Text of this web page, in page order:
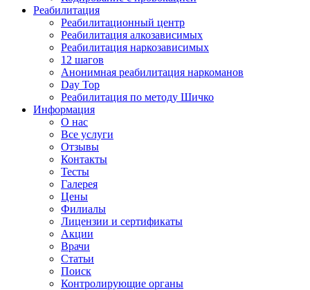
Реабилитация
Реабилитационный центр
Реабилитация алкозависимых
Реабилитация наркозависимых
12 шагов
Анонимная реабилитация наркоманов
Day Top
Реабилитация по методу Шичко
Информация
О нас
Все услуги
Отзывы
Контакты
Тесты
Галерея
Цены
Филиалы
Лицензии и сертификаты
Акции
Врачи
Статьи
Поиск
Контролирующие органы